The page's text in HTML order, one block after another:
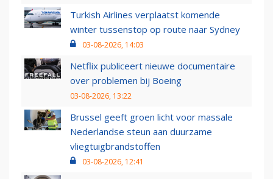
Turkish Airlines verplaatst komende
winter tussenstop op route naar Sydney
03-08-2026, 14:03
Netflix publiceert nieuwe documentaire
over problemen bij Boeing
03-08-2026, 13:22
Brussel geeft groen licht voor massale
Nederlandse steun aan duurzame
vliegtuigbrandstoffen
03-08-2026, 12:41